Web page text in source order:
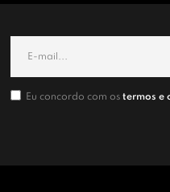
Eu concordo com os termos e